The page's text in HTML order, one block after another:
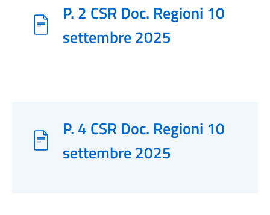
P. 2 CSR Doc. Regioni 10
settembre 2025
P. 4 CSR Doc. Regioni 10
settembre 2025